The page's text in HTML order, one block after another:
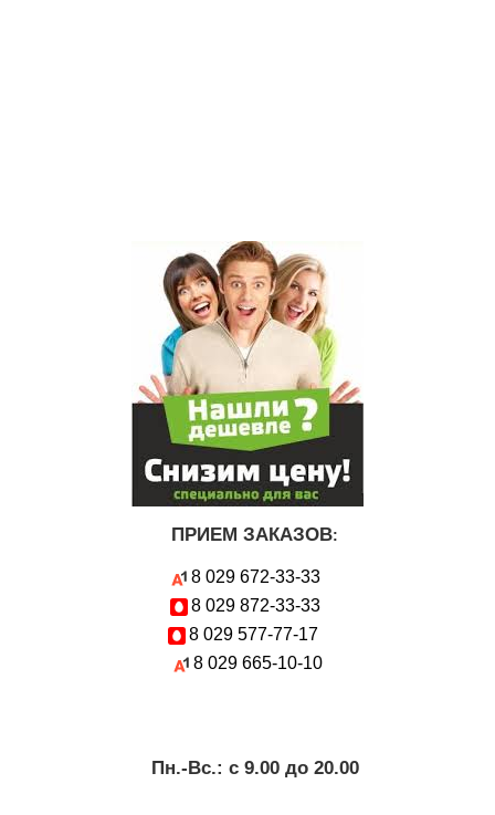
ПРИЕМ ЗАКАЗОВ:
8 029 672-33-33
8 029 872-33-33
8 029 577-77-17
8 029 665-10-10
Пн.-Вc.: с 9.00 до 20.00